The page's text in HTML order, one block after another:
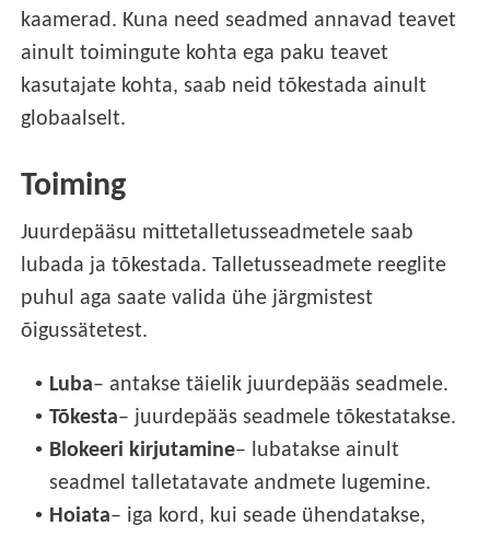
kaamerad. Kuna need seadmed annavad teavet
ainult toimingute kohta ega paku teavet
kasutajate kohta, saab neid tõkestada ainult
globaalselt.
Toiming
Juurdepääsu mittetalletusseadmetele saab
lubada ja tõkestada. Talletusseadmete reeglite
puhul aga saate valida ühe järgmistest
õigussätetest.
• Luba– antakse täielik juurdepääs seadmele.
• Tõkesta– juurdepääs seadmele tõkestatakse.
• Blokeeri kirjutamine– lubatakse ainult
seadmel talletatavate andmete lugemine.
• Hoiata– iga kord, kui seade ühendatakse,